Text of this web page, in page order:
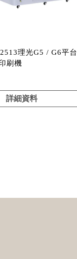
理光G5 / G6平台
刷機
詳細資料